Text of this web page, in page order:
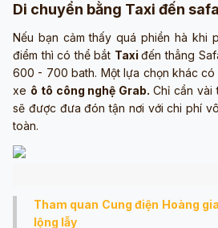
Di chuyển bằng Taxi đến
Nếu bạn cảm thấy quá phiền hà khi
điểm thì có thể bắt Taxiđến thẳng
600 - 700 bath. Một lựa chọn khác
xe ô tô công nghệ Grab.Chỉ cần vài
sẽ được đưa đón tận nơi với chi phí
toàn.
Tham quan Cung điện Hoàng
lộng lẫy